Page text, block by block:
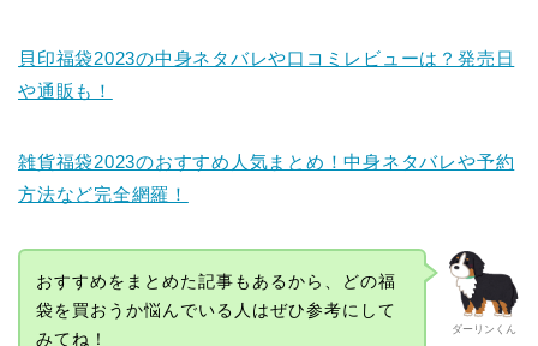
貝印福袋2023の中身ネタバレや口コミレビューは？発売日
や通販も！
雑貨福袋2023のおすすめ人気まとめ！中身ネタバレや予約
方法など完全網羅！
ダーリンくん
おすすめをまとめた記事もあるから、どの福
袋を買おうか悩んでいる人はぜひ参考にして
みてね！